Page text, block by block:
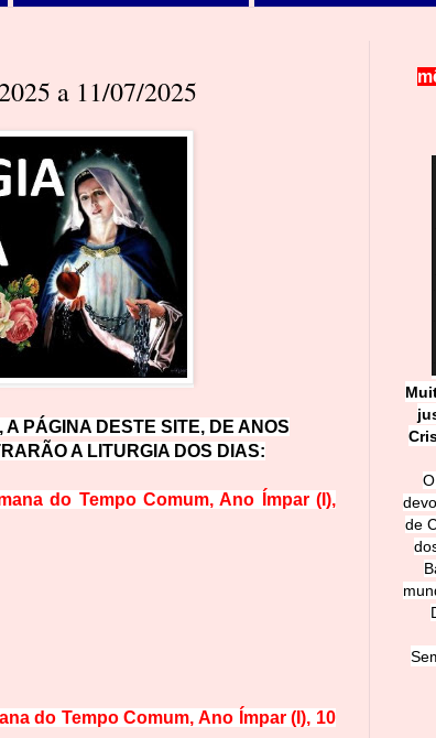
a 11/07/2025
PÁGINA DESTE SITE, DE ANOS
A LITURGIA DOS DIAS:
do Tempo Comum, Ano Ímpar (I),
do Tempo Comum, Ano Ímpar (I), 10
Cri
de